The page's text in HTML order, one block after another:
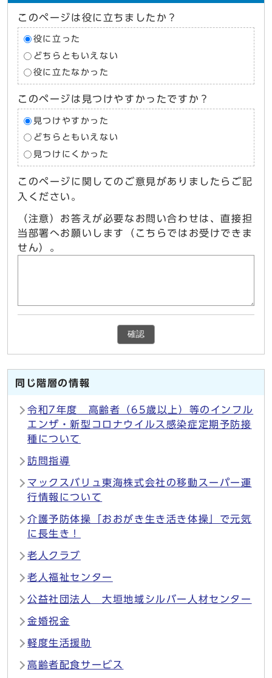
このページは役に立ちましたか？
役に立った
どちらともいえない
役に立たなかった
このページは見つけやすかったですか？
見つけやすかった
どちらともいえない
見つけにくかった
このページに関してのご意見がありましたらご記
入ください。
（注意）お答えが必要なお問い合わせは、直接担
当部署へお願いします（こちらではお受けできま
せん）。
確認
同じ階層の情報
令和7年度 高齢者（65歳以上）等のインフル
エンザ・新型コロナウイルス感染症定期予防接
種について
訪問指導
マックスバリュ東海株式会社の移動スーパー運
行情報について
介護予防体操「おおがき生き活き体操」で元気
に長生き！
老人クラブ
老人福祉センター
公益社団法人 大垣地域シルバー人材センター
金婚祝金
軽度生活援助
高齢者配食サービス